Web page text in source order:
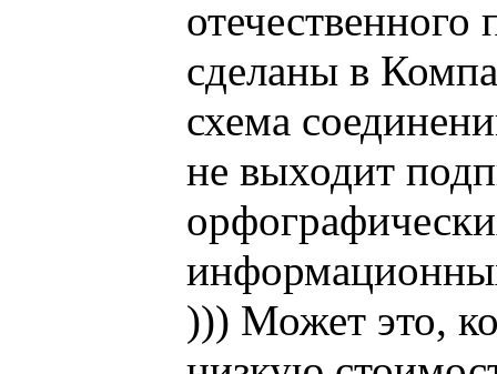
отечественного
сделаны в
схема
не выходит
))) Может это,